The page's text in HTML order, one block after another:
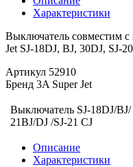
Характеристики
Выключатель совместим с
Jet SJ-18DJ, BJ, 30DJ, SJ-
Артикул 52910
Бренд 3A Super Jet
Выключатель SJ-18DJ/BJ/
21BJ/DJ /SJ-21 CJ
Описание
Характеристики